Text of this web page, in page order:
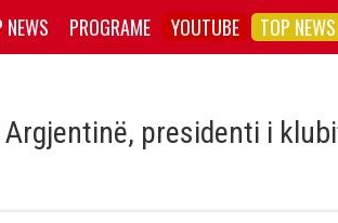
NEWS PROGRAME YOUTUBE TOP
Argjentinë, presidenti i